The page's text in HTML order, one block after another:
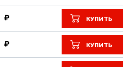
КУПИТЬ
КУПИТЬ